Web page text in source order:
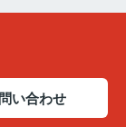
い合わせ